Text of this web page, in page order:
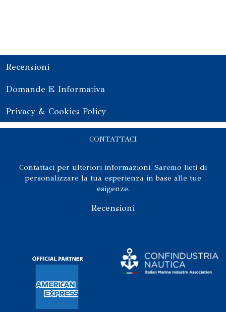
Recensioni
Domande E Informativa
Privacy & Cookies Policy
CONTATTACI
Contattaci per ulteriori informazioni. Saremo lieti di
personalizzare la tua esperienza in base alle tue
esigenze.
Recensioni